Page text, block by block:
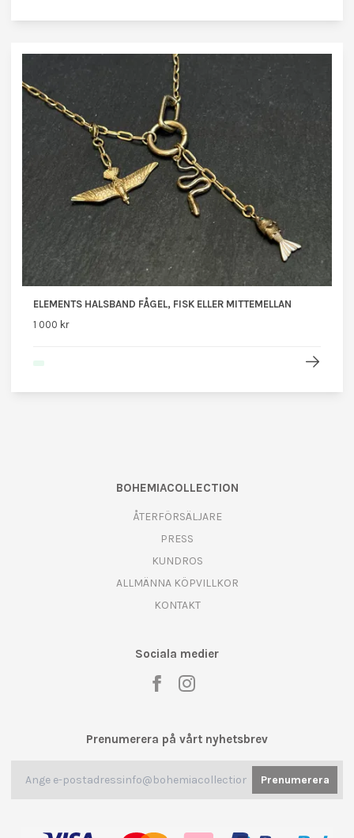
ELEMENTS HALSBAND FÅGEL, FISK ELLER MITTEMELLAN
1 000 kr
BOHEMIACOLLECTION
ÅTERFÖRSÄLJARE
PRESS
KUNDROS
ALLMÄNNA KÖPVILLKOR
KONTAKT
Sociala medier
Prenumerera på vårt nyhetsbrev
Prenumerera